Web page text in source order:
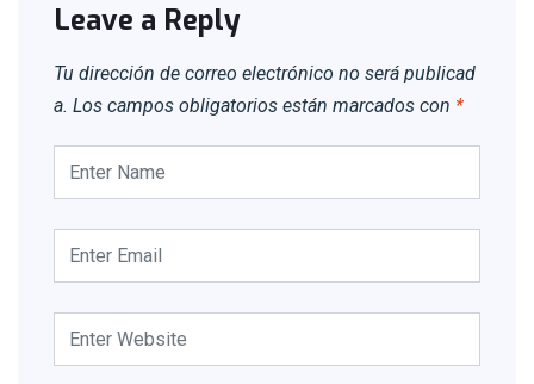
Leave a Reply
Tu dirección de correo electrónico no será publicad
a. Los campos obligatorios están marcados con *